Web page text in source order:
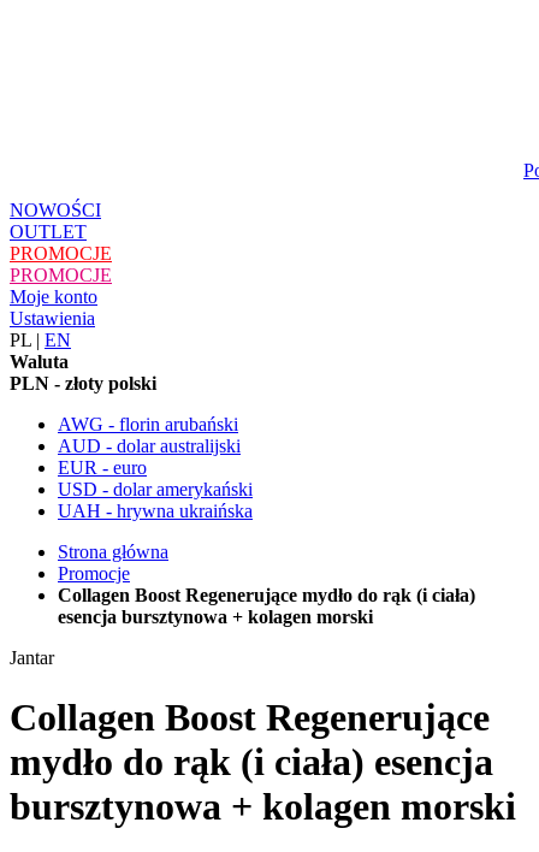
NOWOŚCI
OUTLET
PROMOCJE
PROMOCJE
Moje konto
Ustawienia
PL | EN
Waluta
PLN - złoty polski
AWG - florin arubański
AUD - dolar australijski
EUR - euro
USD - dolar amerykański
UAH - hrywna ukraińska
Strona główna
Promocje
Collagen Boost Regenerujące mydło do rąk (i ciała)
esencja bursztynowa + kolagen morski
Jantar
Collagen Boost Regenerujące
mydło do rąk (i ciała) esencja
bursztynowa + kolagen morski